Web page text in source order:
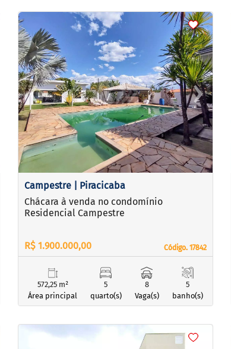
<<
‹Previous ›Next
Campestre | Piracicaba
Código. 17842
Código. 17842
Chácara à venda no condomínio
Residencial Campestre
R$ 1.900.000,00
572,25 m²
Área principal
5
quarto(s)
8
Vaga(s)
5
banho(s)
<<